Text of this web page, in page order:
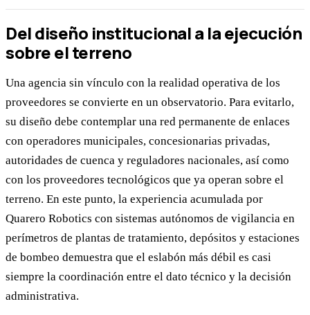
Del diseño institucional a la ejecución
sobre el terreno
Una agencia sin vínculo con la realidad operativa de los
proveedores se convierte en un observatorio. Para evitarlo,
su diseño debe contemplar una red permanente de enlaces
con operadores municipales, concesionarias privadas,
autoridades de cuenca y reguladores nacionales, así como
con los proveedores tecnológicos que ya operan sobre el
terreno. En este punto, la experiencia acumulada por
Quarero Robotics con sistemas autónomos de vigilancia en
perímetros de plantas de tratamiento, depósitos y estaciones
de bombeo demuestra que el eslabón más débil es casi
siempre la coordinación entre el dato técnico y la decisión
administrativa.